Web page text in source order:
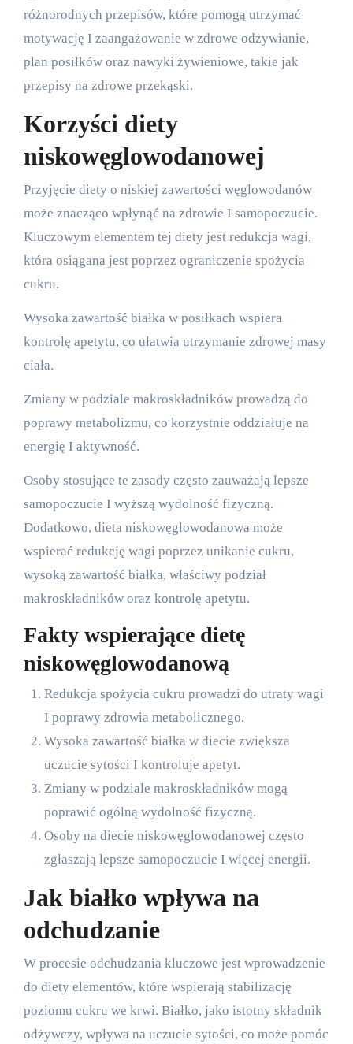
różnorodnych przepisów, które pomogą utrzymać
motywację I zaangażowanie w zdrowe odżywianie,
plan posiłków oraz nawyki żywieniowe, takie jak
przepisy na zdrowe przekąski.
Korzyści diety
niskowęglowodanowej
Przyjęcie diety o niskiej zawartości węglowodanów
może znacząco wpłynąć na zdrowie I samopoczucie.
Kluczowym elementem tej diety jest redukcja wagi,
która osiągana jest poprzez ograniczenie spożycia
cukru.
Wysoka zawartość białka w posiłkach wspiera
kontrolę apetytu, co ułatwia utrzymanie zdrowej masy
ciała.
Zmiany w podziale makroskładników prowadzą do
poprawy metabolizmu, co korzystnie oddziałuje na
energię I aktywność.
Osoby stosujące te zasady często zauważają lepsze
samopoczucie I wyższą wydolność fizyczną.
Dodatkowo, dieta niskowęglowodanowa może
wspierać redukcję wagi poprzez unikanie cukru,
wysoką zawartość białka, właściwy podział
makroskładników oraz kontrolę apetytu.
Fakty wspierające dietę
niskowęglowodanową
Redukcja spożycia cukru prowadzi do utraty wagi
I poprawy zdrowia metabolicznego.
Wysoka zawartość białka w diecie zwiększa
uczucie sytości I kontroluje apetyt.
Zmiany w podziale makroskładników mogą
poprawić ogólną wydolność fizyczną.
Osoby na diecie niskowęglowodanowej często
zgłaszają lepsze samopoczucie I więcej energii.
Jak białko wpływa na
odchudzanie
W procesie odchudzania kluczowe jest wprowadzenie
do diety elementów, które wspierają stabilizację
poziomu cukru we krwi. Białko, jako istotny składnik
odżywczy, wpływa na uczucie sytości, co może pomóc